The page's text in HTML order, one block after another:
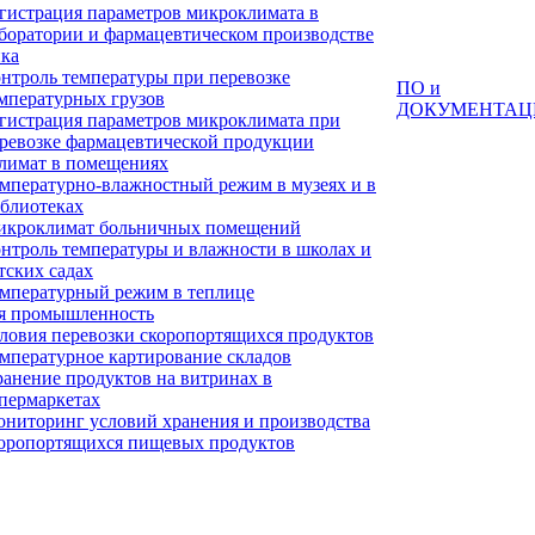
параметров микроклимата в
и фармацевтическом производстве
температуры при перевозке
грузов
параметров микроклимата при
фармацевтической продукции
в помещениях
влажностный режим в музеях и в
больничных помещений
температуры и влажности в школах и
садах
режим в теплице
промышленность
перевозки скоропортящихся продуктов
картирование складов
продуктов на витринах в
условий хранения и производства
пищевых продуктов
ПО и